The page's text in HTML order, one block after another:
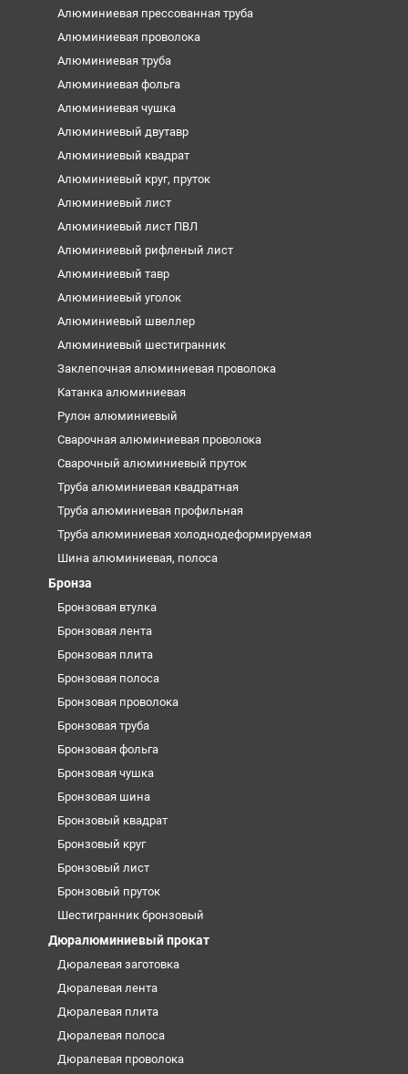
Алюминиевая прессованная труба
Алюминиевая проволока
Алюминиевая труба
Алюминиевая фольга
Алюминиевая чушка
Алюминиевый двутавр
Алюминиевый квадрат
Алюминиевый круг, пруток
Алюминиевый лист
Алюминиевый лист ПВЛ
Алюминиевый рифленый лист
Алюминиевый тавр
Алюминиевый уголок
Алюминиевый швеллер
Алюминиевый шестигранник
Заклепочная алюминиевая проволока
Катанка алюминиевая
Рулон алюминиевый
Сварочная алюминиевая проволока
Сварочный алюминиевый пруток
Труба алюминиевая квадратная
Труба алюминиевая профильная
Труба алюминиевая холоднодеформируемая
Шина алюминиевая, полоса
Бронза
Бронзовая втулка
Бронзовая лента
Бронзовая плита
Бронзовая полоса
Бронзовая проволока
Бронзовая труба
Бронзовая фольга
Бронзовая чушка
Бронзовая шина
Бронзовый квадрат
Бронзовый круг
Бронзовый лист
Бронзовый пруток
Шестигранник бронзовый
Дюралюминиевый прокат
Дюралевая заготовка
Дюралевая лента
Дюралевая плита
Дюралевая полоса
Дюралевая проволока